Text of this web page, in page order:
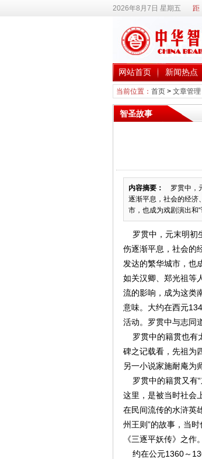
2026年8月7日 星期五 距
网站首页 新闻热点
当前位置： 首页> 文章管理
智圣故事
内容摘要：
罗贯中，
逐渐平息，社会的经济
市，也成为戏剧演出和
罗贯中，元末明初
伤逐渐平息，社会的
发达的繁华城市，也
如关汉卿、郑光祖等
流的影响，成为这类
意味。大约在西元
活动。罗贯中与志同
罗贯中的籍贯也有
碑之记载看，先祖为
另一小说家施耐庵为
罗贯中的籍贯又有“
这里，是被当时社会
在民间流传的水浒英
州王则”的故事，当
《三逐平妖传》之作。
约在公元1360～